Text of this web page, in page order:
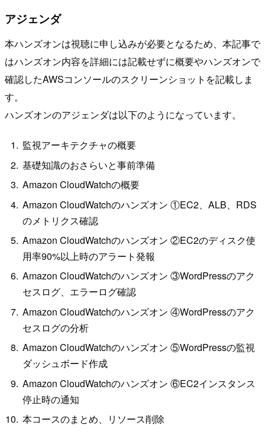
アジェンダ
本ハンズオンは視聴に申し込みが必要となるため、本記事で
はハンズオン内容を詳細には記載せずに概要やハンズオンで
確認したAWSコンソールのスクリーンショットを記載しま
す。
ハンズオンのアジェンダは以下のようになっています。
監視アーキテクチャの概要
基礎知識のおさらいと事前準備
Amazon CloudWatchの概要
Amazon CloudWatchのハンズオン ①EC2、ALB、RDS
のメトリクス確認
Amazon CloudWatchのハンズオン ②EC2のディスク使
用率90%以上時のアラート発報
Amazon CloudWatchのハンズオン ③WordPressのアク
セスログ、エラーログ確認
Amazon CloudWatchのハンズオン ④WordPressのアク
セスログの分析
Amazon CloudWatchのハンズオン ⑤WordPressの監視
ダッシュボード作成
Amazon CloudWatchのハンズオン ⑥EC2インスタンス
停止時の通知
本コースのまとめ、リソース削除